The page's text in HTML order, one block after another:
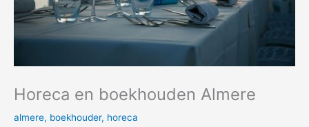
Horeca en boekhouden Almere
almere, boekhouder, horeca